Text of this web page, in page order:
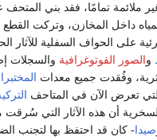
ملائمة تمامًا، فقد بني
داخل المخازن، وتركت القطع
على الحواف السفلية للآثار
والصور الفوتوغرافية والسجلات
وفُقدت جميع معدات
تعرض الآن في المتاحف
أن هذه الآثار التي
صيدا- كان قد احتفظ بها لتجنب